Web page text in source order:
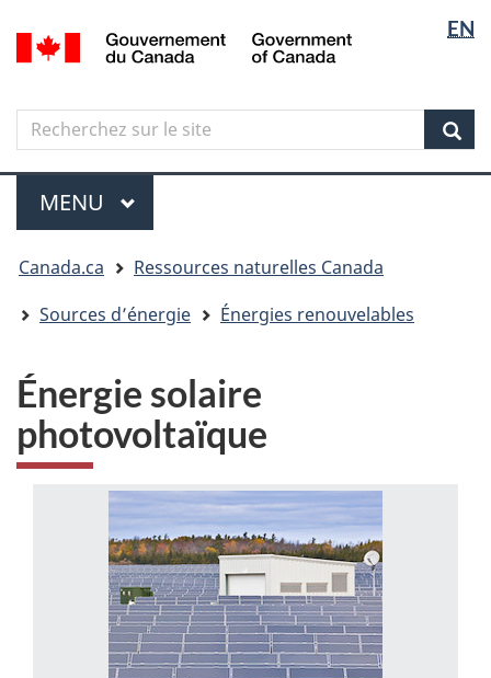
Aller
au
principal
Skip
to
government"
Passer
à
version
simplifiée
langue
EN
Canada
Search
Recherchez
sur
le
site
Menu
MENU PRINCIPAL
êtes
ici
Canada.ca
Ressources naturelles Canada
Sources d’énergie
Énergies renouvelables
Énergie solaire
photovoltaïque